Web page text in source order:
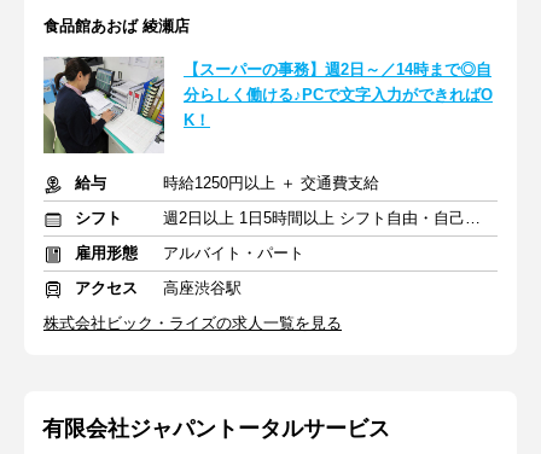
食品館あおば 綾瀬店
【スーパーの事務】週2日～／14時まで◎自
分らしく働ける♪PCで文字入力ができればO
K！
給与
時給1250円以上 ＋ 交通費支給
シフト
週2日以上 1日5時間以上 シフト自由・自己申告
雇用形態
アルバイト・パート
アクセス
高座渋谷駅
株式会社ビック・ライズの求人一覧を見る
有限会社ジャパントータルサービス